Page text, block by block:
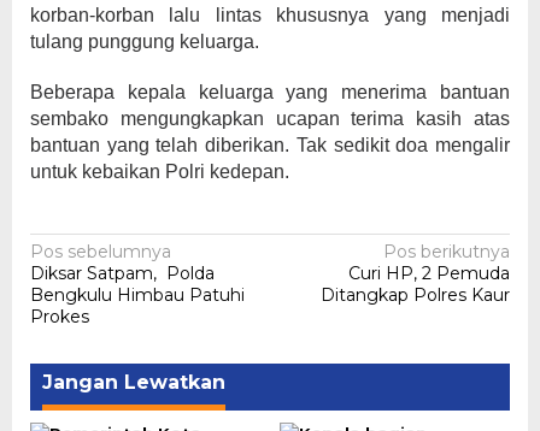
korban-korban lalu lintas khususnya yang menjadi
tulang punggung keluarga.
Beberapa kepala keluarga yang menerima bantuan
sembako mengungkapkan ucapan terima kasih atas
bantuan yang telah diberikan. Tak sedikit doa mengalir
untuk kebaikan Polri kedepan.
Navigasi
pos
Pos sebelumnya
Diksar Satpam, Polda
Bengkulu Himbau Patuhi
Prokes
Pos berikutnya
Curi HP, 2 Pemuda
Ditangkap Polres Kaur
Jangan Lewatkan